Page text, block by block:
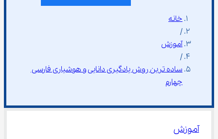
خانه
/
آموزش
/
ساده ترین روش یادگیری دانایی و هوشیاری فارسی
چهارم
آموزش